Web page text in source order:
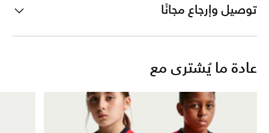
توصيل وإرجاع مجانًا
عادة ما يُشترى مع